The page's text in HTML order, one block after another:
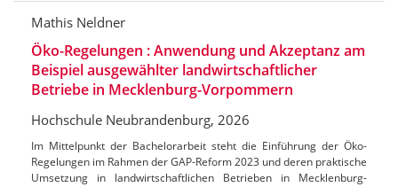
Mathis Neldner
Öko-Regelungen : Anwendung und Akzeptanz am
Beispiel ausgewählter landwirtschaftlicher
Betriebe in Mecklenburg-Vorpommern
Hochschule Neubrandenburg, 2026
Im Mittelpunkt der Bachelorarbeit steht die Einführung der Öko-
Regelungen im Rahmen der GAP-Reform 2023 und deren praktische
Umsetzung in landwirtschaftlichen Betrieben in Mecklenburg-